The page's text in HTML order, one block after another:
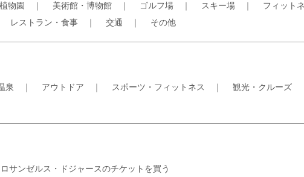
物園 ｜ 美術館・博物館 ｜ ゴルフ場 ｜ スキー場 ｜ フィット
レストラン・食事 ｜ 交通 ｜ その他
泉 ｜ アウトドア ｜ スポーツ・フィットネス ｜ 観光・クルーズ
ロサンゼルス・ドジャースのチケットを買う